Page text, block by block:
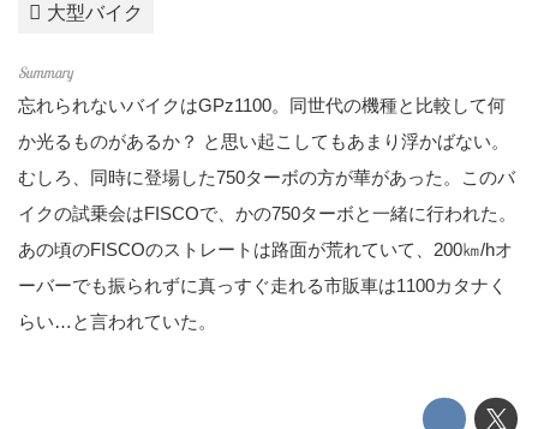
大型バイク
忘れられないバイクはGPz1100。同世代の機種と比較して何
か光るものがあるか？ と思い起こしてもあまり浮かばない。
むしろ、同時に登場した750ターボの方が華があった。このバ
イクの試乗会はFISCOで、かの750ターボと一緒に行われた。
あの頃のFISCOのストレートは路面が荒れていて、200㎞/hオ
ーバーでも振られずに真っすぐ走れる市販車は1100カタナく
らい…と言われていた。